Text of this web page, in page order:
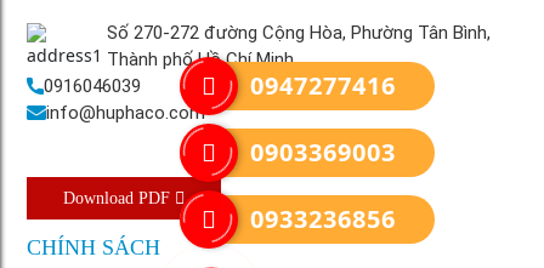
Số 270-272 đường Cộng Hòa, Phường Tân Bình,
Thành phố Hồ Chí Minh
0916046039
info@huphaco.com
Download PDF
CHÍNH SÁCH
0947277416
0903369003
0933236856